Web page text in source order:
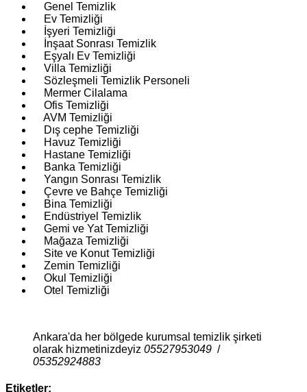
Genel Temizlik
Ev Temizliği
İşyeri Temizliği
İnşaat Sonrası Temizlik
Eşyalı Ev Temizliği
Villa Temizliği
Sözleşmeli Temizlik Personeli
Mermer Cilalama
Ofis Temizliği
AVM Temizliği
Dış cephe Temizliği
Havuz Temizliği
Hastane Temizliği
Banka Temizliği
Yangın Sonrası Temizlik
Çevre ve Bahçe Temizliği
Bina Temizliği
Endüstriyel Temizlik
Gemi ve Yat Temizliği
Mağaza Temizliği
Site ve Konut Temizliği
Zemin Temizliği
Okul Temizliği
Otel Temizliği
Ankara'da her bölgede kurumsal temizlik şirketi
olarak hizmetinizdeyiz 05527953049 /
05352924883
Etiketler: